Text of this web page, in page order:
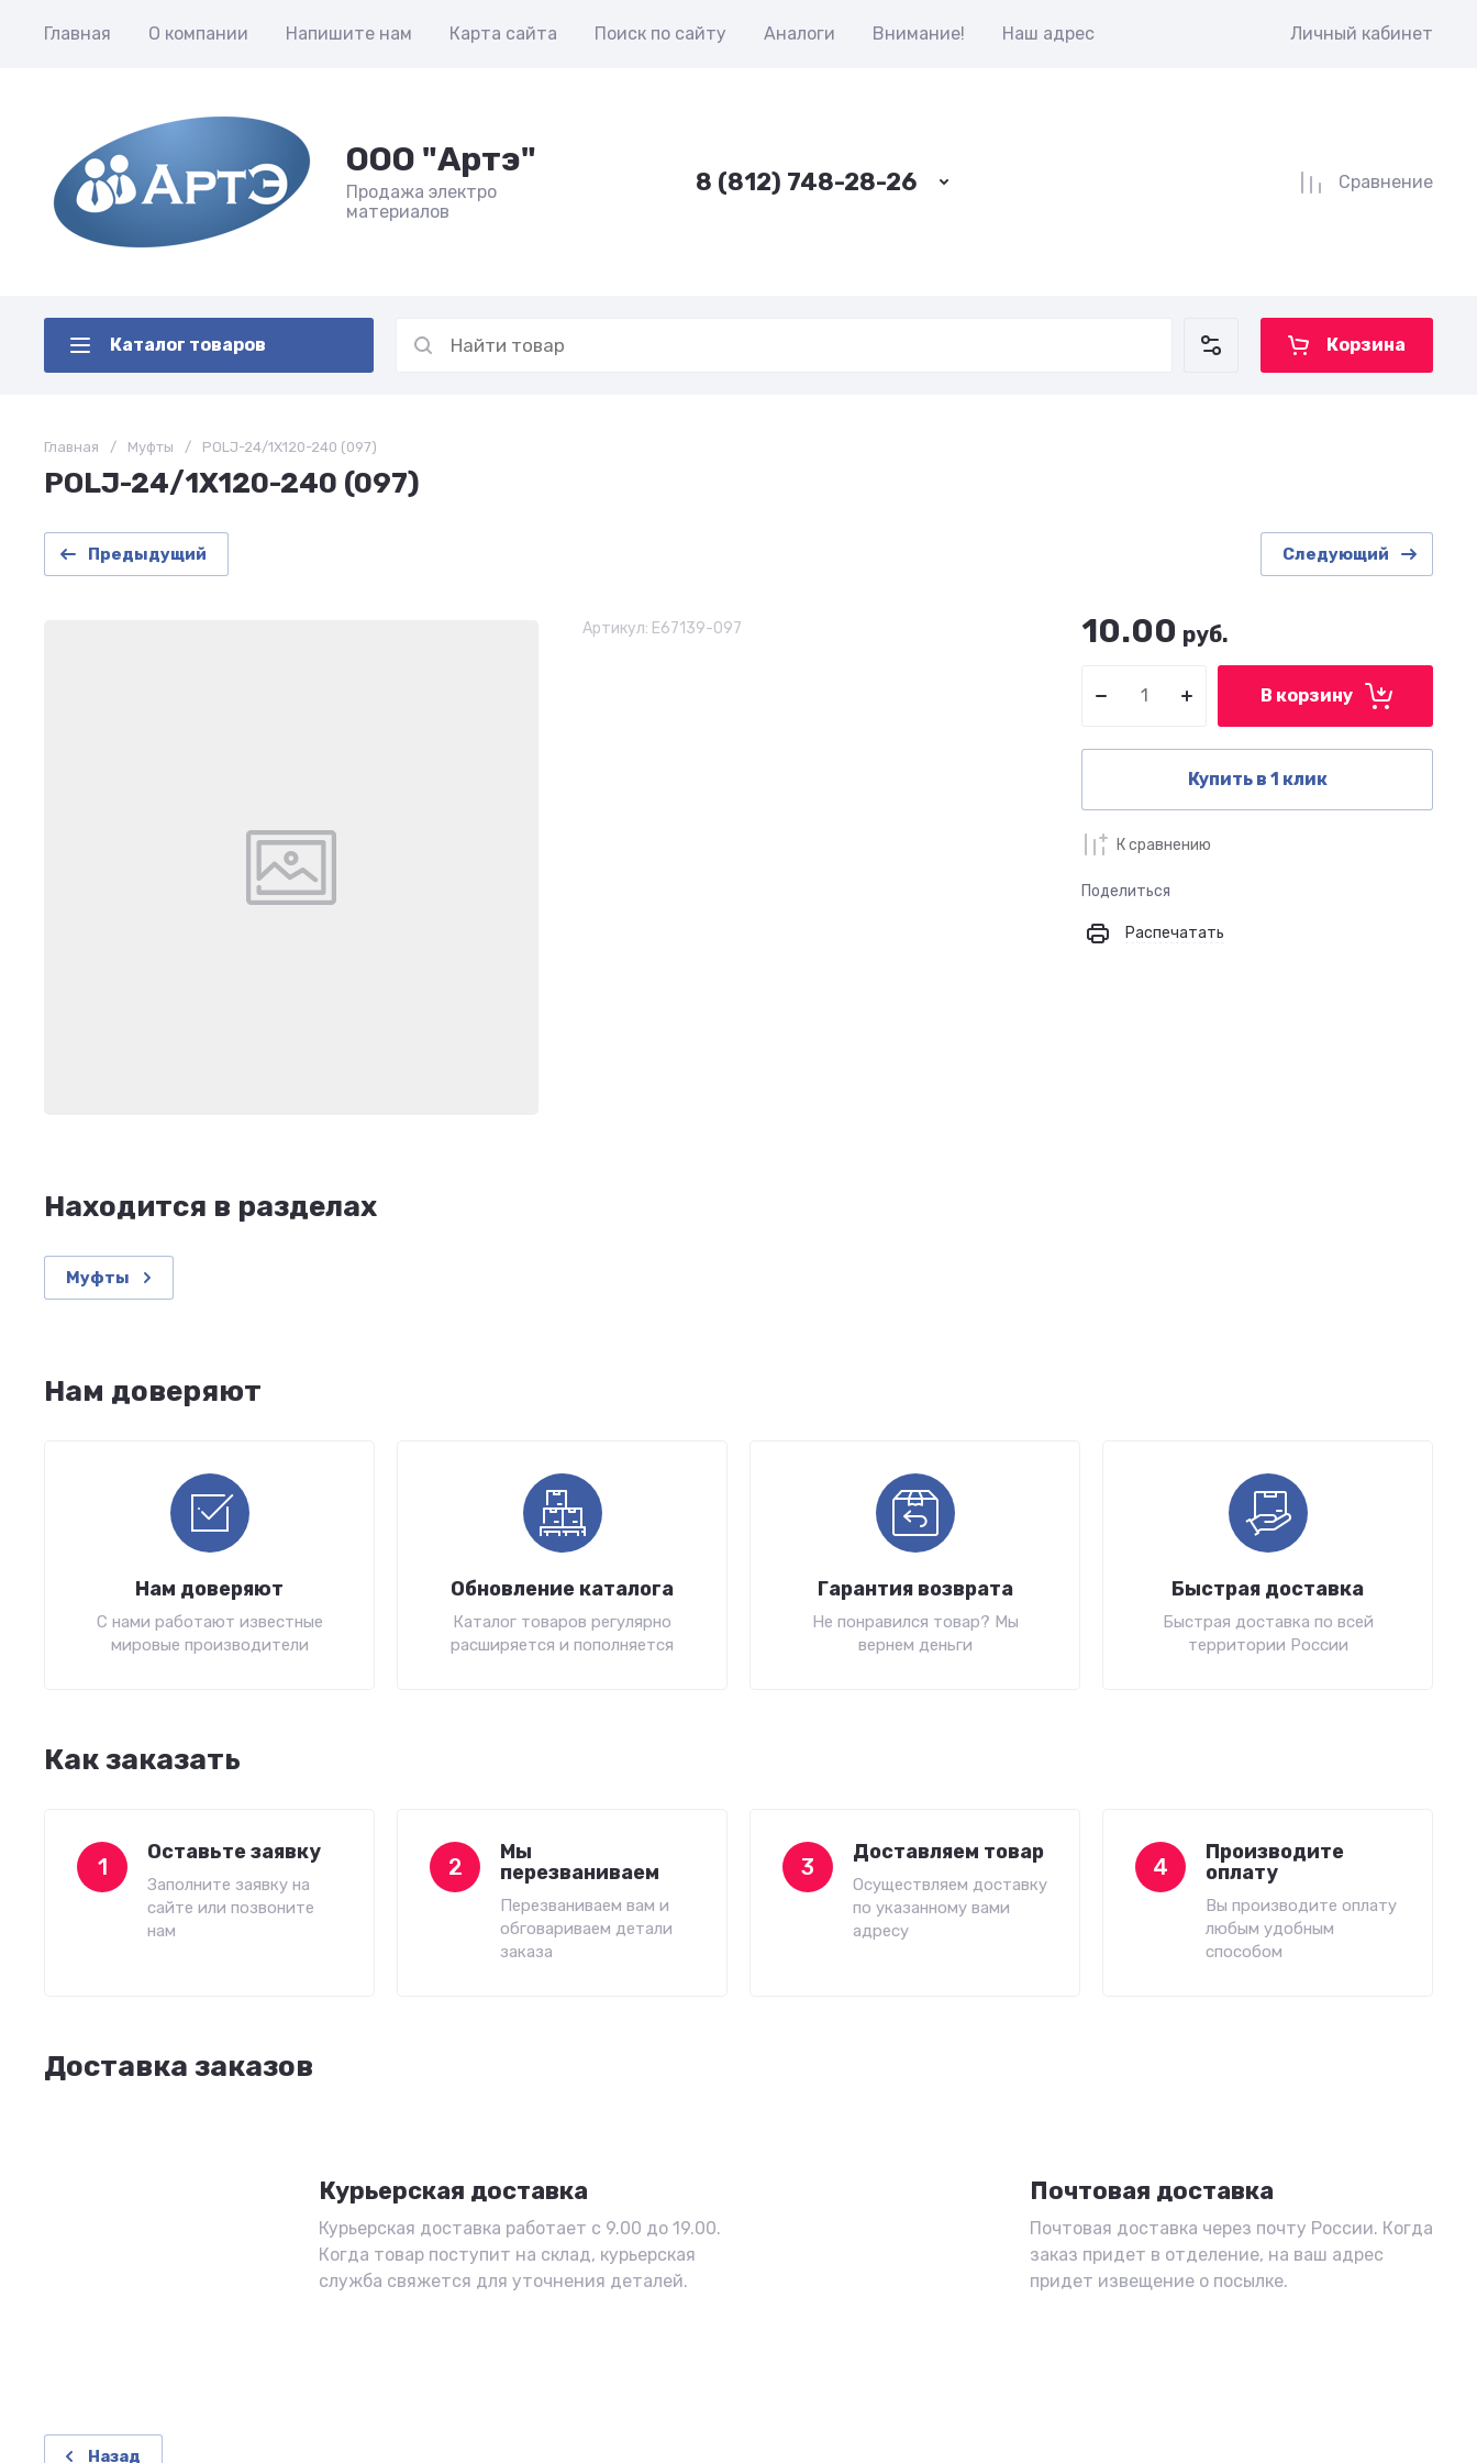
Главная О компании Напишите нам Карта сайта Поиск по сайту Аналоги Внимание! Наш адрес Личный кабинет
ООО "Артэ"
Продажа электро
материалов
8 (812) 748-28-26 Сравнение
Каталог товаров Корзина
Главная / Муфты / POLJ-24/1X120-240 (097)
POLJ-24/1X120-240 (097)
Предыдущий Следующий
Артикул: E67139-097 10.00 руб.
В корзину
Купить в 1 клик
К сравнению
Поделиться
Распечатать
Находится в разделах
Муфты
Нам доверяют
Нам доверяют
С нами работают известные
мировые производители
Обновление каталога
Каталог товаров регулярно
расширяется и пополняется
Гарантия возврата
Не понравился товар? Мы
вернем деньги
Быстрая доставка
Быстрая доставка по всей
территории России
Как заказать
1
Оставьте заявку
Заполните заявку на
сайте или позвоните
нам
2
Мы
перезваниваем
Перезваниваем вам и
обговариваем детали
заказа
3
Доставляем товар
Осуществляем доставку
по указанному вами
адресу
4
Производите
оплату
Вы производите оплату
любым удобным
способом
Доставка заказов
Курьерская доставка
Курьерская доставка работает с 9.00 до 19.00.
Когда товар поступит на склад, курьерская
служба свяжется для уточнения деталей.
Почтовая доставка
Почтовая доставка через почту России. Когда
заказ придет в отделение, на ваш адрес
придет извещение о посылке.
Назад